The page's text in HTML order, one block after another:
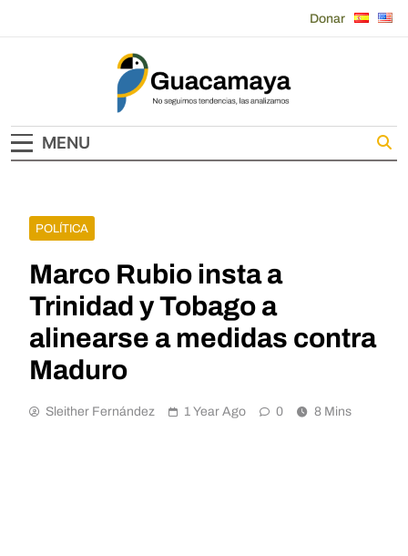
Donar
Guacamaya
MENU
POLÍTICA
Marco Rubio insta a
Trinidad y Tobago a
alinearse a medidas contra
Maduro
Sleither Fernández 1 Year Ago 0 8 Mins